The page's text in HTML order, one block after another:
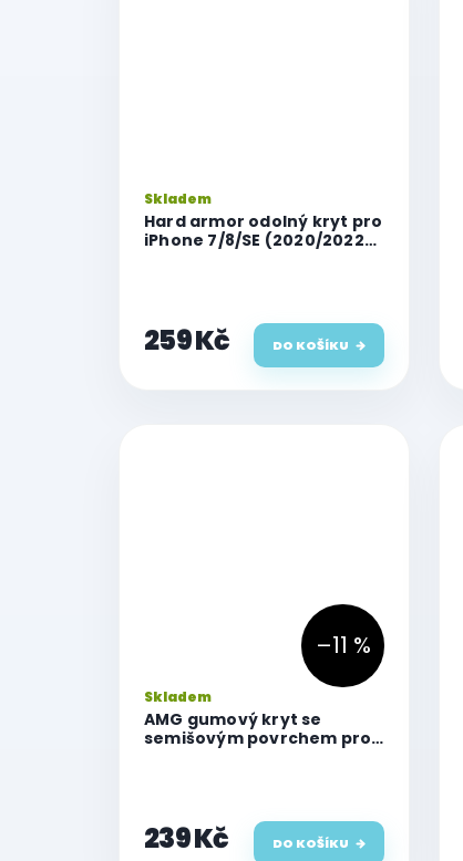
Hard armor odolný kryt pro
iPhone 7/8/SE (2020/2022),
Skladem
259 Kč DO KOŠÍKU
–11 %
AMG gumový kryt se
semišovým povrchem pro
Skladem
239 Kč DO KOŠÍKU